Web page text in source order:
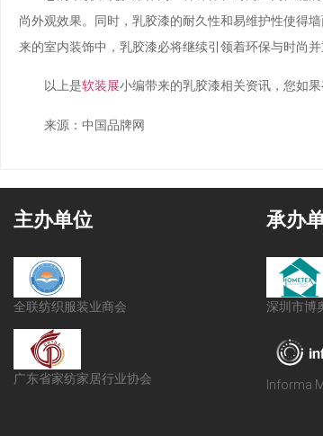
尚外观效果。同时，乳胶漆的耐久性和易维护性使得
来的室内装饰中，乳胶漆必将继续引领着环保与时尚
以上是软装展小编带来的乳胶漆相关资讯，您如
来源：中国品牌网
主办单位
全联纺织服装业商会
广东省家纺家居行业协会
承办
深圳市博
Informa